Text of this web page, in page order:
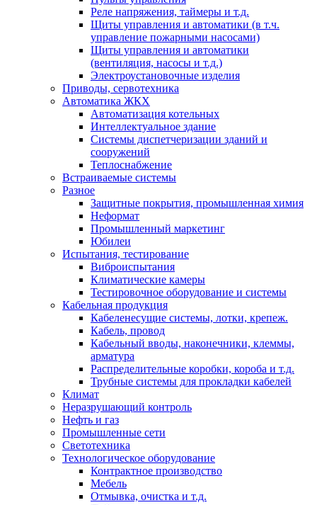
Реле напряжения, таймеры и т.д.
Щиты управления и автоматики (в т.ч.
управление пожарными насосами)
Щиты управления и автоматики
(вентиляция, насосы и т.д.)
Электроустановочные изделия
Приводы, сервотехника
Автоматика ЖКХ
Автоматизация котельных
Интеллектуальное здание
Системы диспетчеризации зданий и
сооружений
Теплоснабжение
Встраиваемые системы
Разное
Защитные покрытия, промышленная химия
Неформат
Промышленный маркетинг
Юбилеи
Испытания, тестирование
Виброиспытания
Климатические камеры
Тестировочное оборудование и системы
Кабельная продукция
Кабеленесущие системы, лотки, крепеж.
Кабель, провод
Кабельный вводы, наконечники, клеммы,
арматура
Распределительные коробки, короба и т.д.
Трубные системы для прокладки кабелей
Климат
Неразрушающий контроль
Нефть и газ
Промышленные сети
Светотехника
Технологическое оборудование
Контрактное производство
Мебель
Отмывка, очистка и т.д.